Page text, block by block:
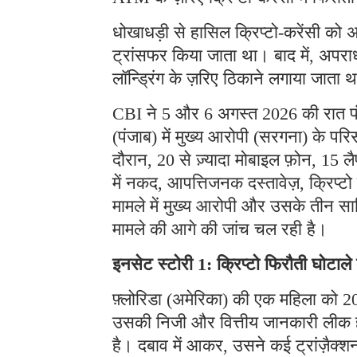
धोखाधड़ी से हासिल क्रिप्टो-करेंसी
ट्रांसफर किया जाता था। बाद में,
लॉन्ड्रिंग के ज़रिए ठिकाने लगाया जाता
CBI ने 5 और 6 अगस्त 2026 की रात
(पंजाब) में मुख्य आरोपी (सरगना) के
दौरान, 20 से ज़्यादा मोबाइल फ़ोन, 15
में नकद, आपत्तिजनक दस्तावेज़,
मामले में मुख्य आरोपी और उसके तीन
मामले की आगे की जांच चल रही है।
इनसेट स्टोरी 1: क्रिप्टो फिरौती
फ़्लोरिडा (अमेरिका) की एक महिला को
उसकी निजी और वित्तीय जानकारी
है। दबाव में आकर, उसने कई ट्रांज़ैक्शन